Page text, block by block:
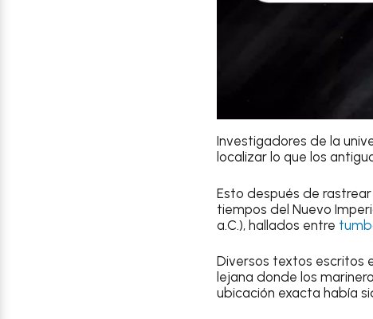
Investigadores de la
localizar lo que los
Esto después de
tiempos del Nuevo
a.C.), hallados entre
Diversos textos escritos
lejana donde los
ubicación exacta había